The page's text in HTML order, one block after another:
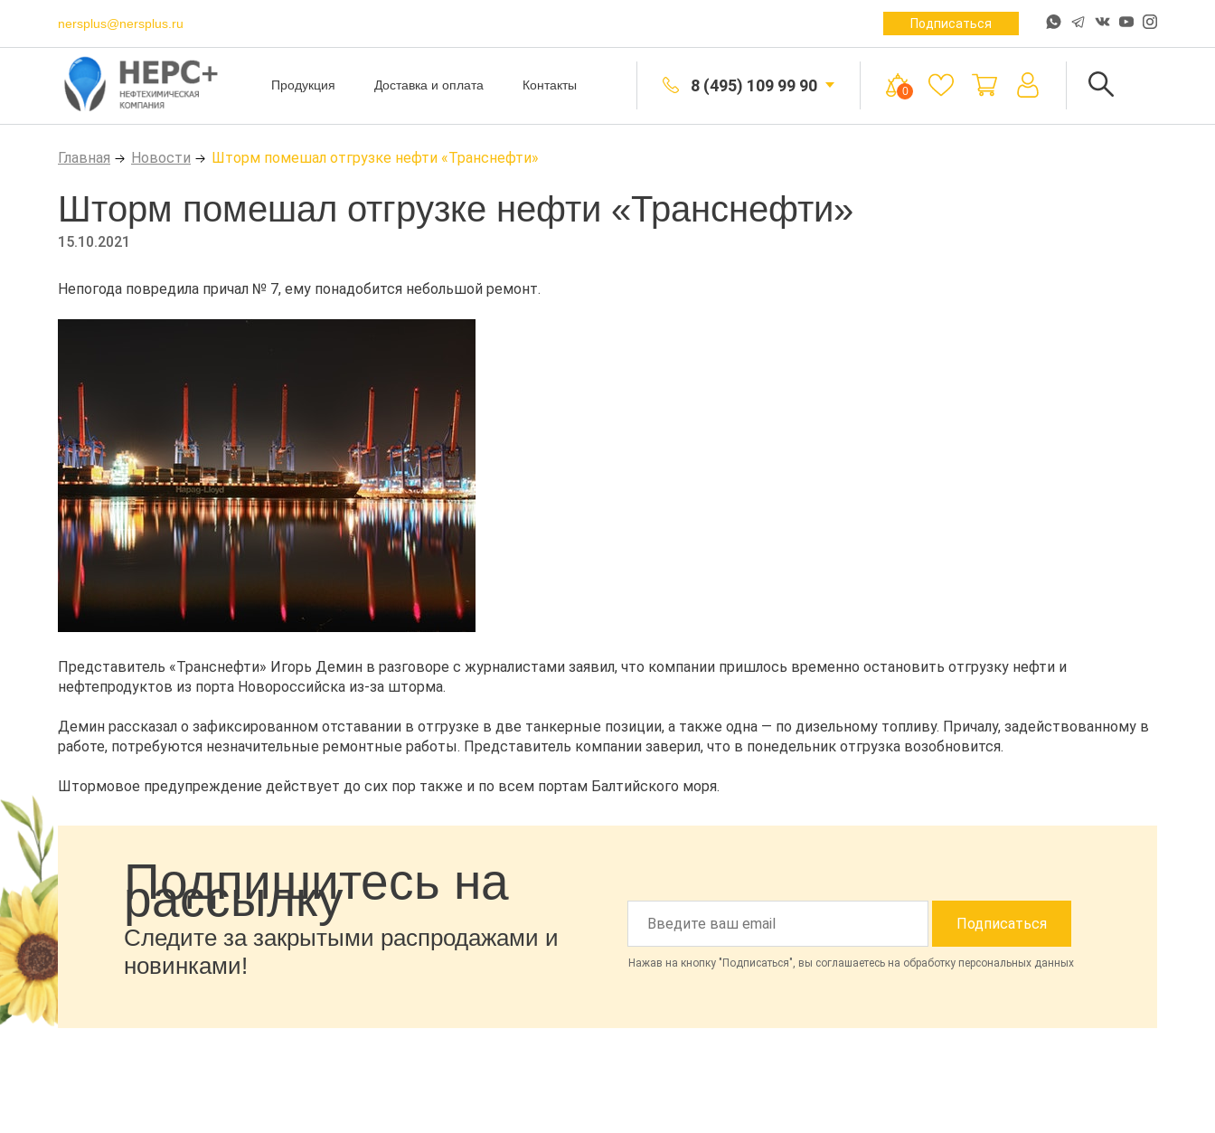
nersplus@nersplus.ru Подписаться
Продукция Доставка и оплата Контакты 8 (495) 109 99 90 0
Главная Новости Шторм помешал отгрузке нефти «Транснефти»
Шторм помешал отгрузке нефти «Транснефти»
15.10.2021
Непогода повредила причал № 7, ему понадобится небольшой ремонт.
Представитель «Транснефти» Игорь Демин в разговоре с журналистами заявил, что компании пришлось временно остановить отгрузку нефти и
нефтепродуктов из порта Новороссийска из-за шторма.
Демин рассказал о зафиксированном отставании в отгрузке в две танкерные позиции, а также одна — по дизельному топливу. Причалу, задействованному в
работе, потребуются незначительные ремонтные работы. Представитель компании заверил, что в понедельник отгрузка возобновится.
Штормовое предупреждение действует до сих пор также и по всем портам Балтийского моря.
Подпишитесь на
рассылку
Следите за закрытыми распродажами и
новинками!
Нажав на кнопку "Подписаться", вы соглашаетесь на обработку персональных данных